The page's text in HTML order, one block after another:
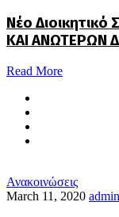
Νέο
ΚΑΙ ΑΝΩΤΕΡΩΝ
Read More
Ανακοινώσεις
March 11, 2020 admin